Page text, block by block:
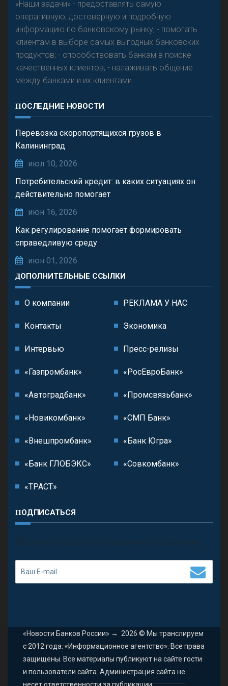
«Наши задачи» - предоставлять самую
оперативную, достоверную и подробную
информацию по банковскому рынку; - помогать
клиентам в выборе самых выгодных банковских
продуктов; - способствовать банкам в поиске
качественных клиентов; - налаживать общение
между банками и их клиентами.
ПОСЛЕДНИЕ НОВОСТИ
Перевозка скоропортящихся грузов в
Калининград
июл 10, 2026
Потребительский кредит: в каких ситуациях он
действительно помогает
июн 16, 2026
Как регулирование помогает формировать
справедливую среду
июн 01, 2026
ДОПОЛНИТЕЛЬНЫЕ ССЫЛКИ
О компании РЕКЛАМА У НАС
Контакты Экономика
Интервью Пресс-релизы
«Газпромбанк» «РосЕвроБанк»
«Автоградбанк» «Промсвязьбанк»
«Новикомбанк» «СМП Банк»
«Внешпромбанк» «Банк Югра»
«Банк ГЛОБЭКС» «Совкомбанк»
«ТРАСТ»
ПОДПИСАТЬСЯ
П олучить последние обновления и предложения.
«Новости Банков России» → 2026 © Мы транслируем
с 2012 года. «Информационное агентство». Все права
защищены. Все материалы публикуют на сайте гости
и пользователи сайта. Администрация сайта не